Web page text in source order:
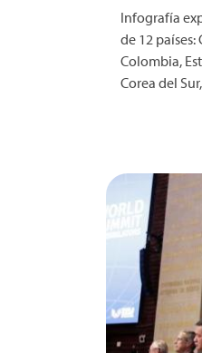
Infografía
de 12 países:
Colombia,
Corea del